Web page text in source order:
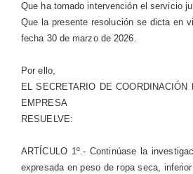
Que ha tomado intervención el servicio
Que la presente resolución se dicta en
fecha 30 de marzo de 2026.
Por ello,
EL SECRETARIO DE
EMPRESA
RESUELVE:
ARTÍCULO 1º.- Continúase la
expresada en peso de ropa seca,